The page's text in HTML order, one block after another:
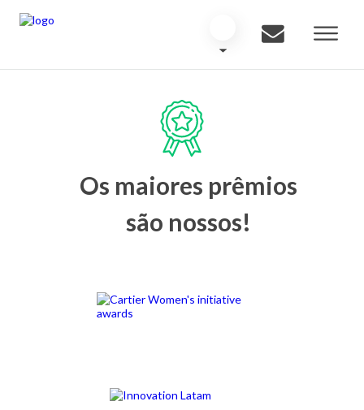
Os maiores prêmios
são nossos!